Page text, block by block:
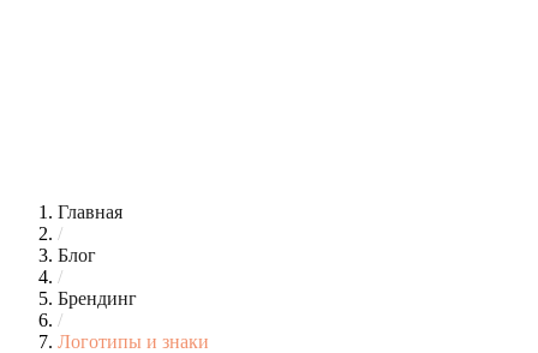
Главная
/
Блог
/
Брендинг
/
Логотипы и знаки